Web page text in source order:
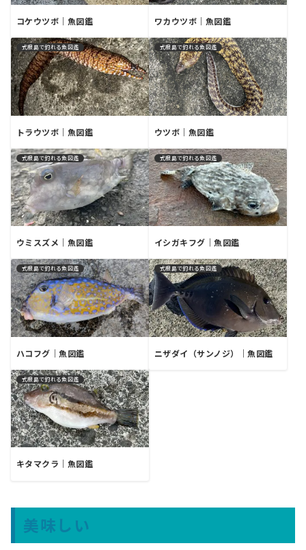
コケウツボ｜魚図鑑 ワカウツボ｜魚図鑑
式根島で釣れる魚図鑑
トラウツボ｜魚図鑑
式根島で釣れる魚図鑑
ウツボ｜魚図鑑
式根島で釣れる魚図鑑
ウミスズメ｜魚図鑑
式根島で釣れる魚図鑑
イシガキフグ｜魚図鑑
式根島で釣れる魚図鑑
ハコフグ｜魚図鑑
式根島で釣れる魚図鑑
ニザダイ（サンノジ）｜魚図鑑
式根島で釣れる魚図鑑
キタマクラ｜魚図鑑
美味しい